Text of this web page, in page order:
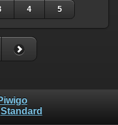
4 5
Standard